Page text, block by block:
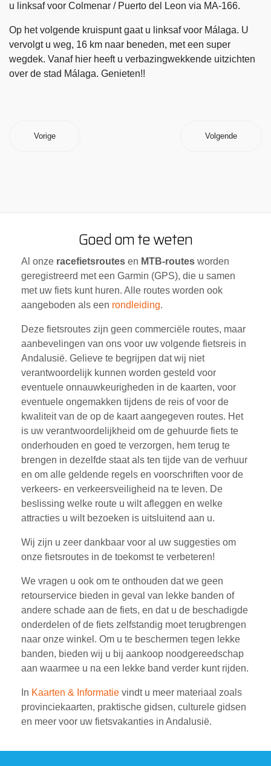
u linksaf voor Colmenar / Puerto del Leon via MA-166.
Op het volgende kruispunt gaat u linksaf voor Málaga. U
vervolgt u weg, 16 km naar beneden, met een super
wegdek. Vanaf hier heeft u verbazingwekkende uitzichten
over de stad Málaga. Genieten!!
Vorige Volgende
Goed om te weten
Al onze racefietsroutes en MTB-routes worden
geregistreerd met een Garmin (GPS), die u samen
met uw fiets kunt huren. Alle routes worden ook
aangeboden als een rondleiding.
Deze fietsroutes zijn geen commerciële routes, maar
aanbevelingen van ons voor uw volgende fietsreis in
Andalusië. Gelieve te begrijpen dat wij niet
verantwoordelijk kunnen worden gesteld voor
eventuele onnauwkeurigheden in de kaarten, voor
eventuele ongemakken tijdens de reis of voor de
kwaliteit van de op de kaart aangegeven routes. Het
is uw verantwoordelijkheid om de gehuurde fiets te
onderhouden en goed te verzorgen, hem terug te
brengen in dezelfde staat als ten tijde van de verhuur
en om alle geldende regels en voorschriften voor de
verkeers- en verkeersveiligheid na te leven. De
beslissing welke route u wilt afleggen en welke
attracties u wilt bezoeken is uitsluitend aan u.
Wij zijn u zeer dankbaar voor al uw suggesties om
onze fietsroutes in de toekomst te verbeteren!
We vragen u ook om te onthouden dat we geen
retourservice bieden in geval van lekke banden of
andere schade aan de fiets, en dat u de beschadigde
onderdelen of de fiets zelfstandig moet terugbrengen
naar onze winkel. Om u te beschermen tegen lekke
banden, bieden wij u bij aankoop noodgereedschap
aan waarmee u na een lekke band verder kunt rijden.
In Kaarten & Informatie vindt u meer materiaal zoals
provinciekaarten, praktische gidsen, culturele gidsen
en meer voor uw fietsvakanties in Andalusië.